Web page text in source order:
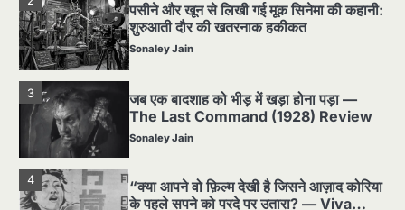
3
जब एक बादशाह को भीड़ में खड़ा होना पड़ा —
The Last Command (1928) Review
Sonaley Jain
4
“क्या आपने वो फ़िल्म देखी है जिसने आज़ाद कोरिया
के पहले सपने को परदे पर उतारा? — Viva
Sonaley Jain
5